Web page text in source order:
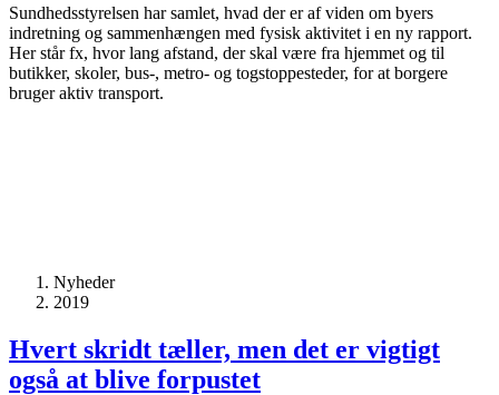
Sundhedsstyrelsen har samlet, hvad der er af viden om byers
indretning og sammenhængen med fysisk aktivitet i en ny rapport.
Her står fx, hvor lang afstand, der skal være fra hjemmet og til
butikker, skoler, bus-, metro- og togstoppesteder, for at borgere
bruger aktiv transport.
Nyheder
2019
Hvert skridt tæller, men det er vigtigt
også at blive forpustet